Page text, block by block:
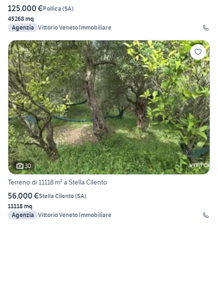
125.000 €Pollica (SA)
45268 mq
Agenzia Vittorio Veneto Immobiliare
30
Terreno di 11118 m² a Stella Cilento
56.000 €Stella Cilento(SA)
11118 mq
Agenzia Vittorio Veneto Immobiliare